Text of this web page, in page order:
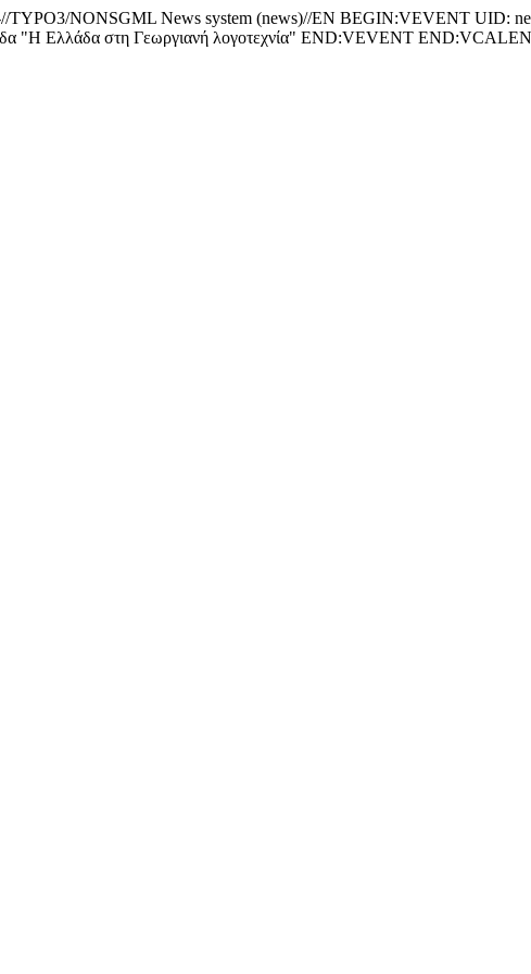
NONSGML News system (news)//EN BEGIN:VEVENT UID:
"Η Ελλάδα στη Γεωργιανή λογοτεχνία" END:VEVENT